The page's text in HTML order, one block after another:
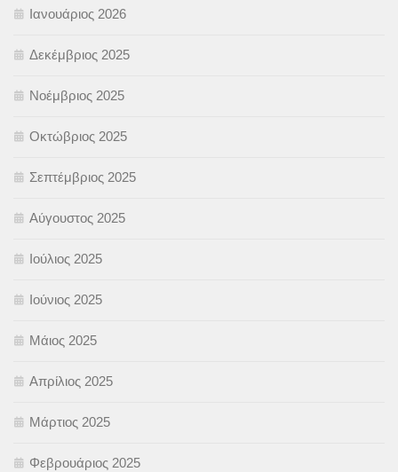
Ιανουάριος 2026
Δεκέμβριος 2025
Νοέμβριος 2025
Οκτώβριος 2025
Σεπτέμβριος 2025
Αύγουστος 2025
Ιούλιος 2025
Ιούνιος 2025
Μάιος 2025
Απρίλιος 2025
Μάρτιος 2025
Φεβρουάριος 2025